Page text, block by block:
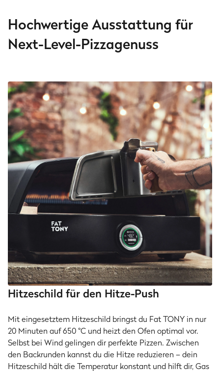
Hochwertige Ausstattung für
Next-Level-Pizzagenuss
Hitzeschild für den Hitze-Push
Mit eingesetztem Hitzeschild bringst du Fat TONY in nur
20 Minuten auf 650 °C und heizt den Ofen optimal vor.
Selbst bei Wind gelingen dir perfekte Pizzen. Zwischen
den Backrunden kannst du die Hitze reduzieren – dein
Hitzeschild hält die Temperatur konstant und hilft dir, Gas